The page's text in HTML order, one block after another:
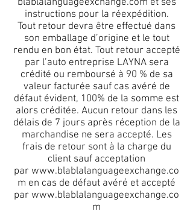
blablalanguageexchange.com et ses
instructions pour la réexpédition.
Tout retour devra être effectué dans
son emballage d’origine et le tout
rendu en bon état. Tout retour accepté
par l’auto entreprise LAYNA sera
crédité ou remboursé à 90 % de sa
valeur facturée sauf cas avéré de
défaut évident, 100% de la somme est
alors créditée. Aucun retour dans les
délais de 7 jours après réception de la
marchandise ne sera accepté. Les
frais de retour sont à la charge du
client sauf acceptation
par www.blablalanguageexchange.co
m en cas de défaut avéré et accepté
par www.blablalanguageexchange.co
m